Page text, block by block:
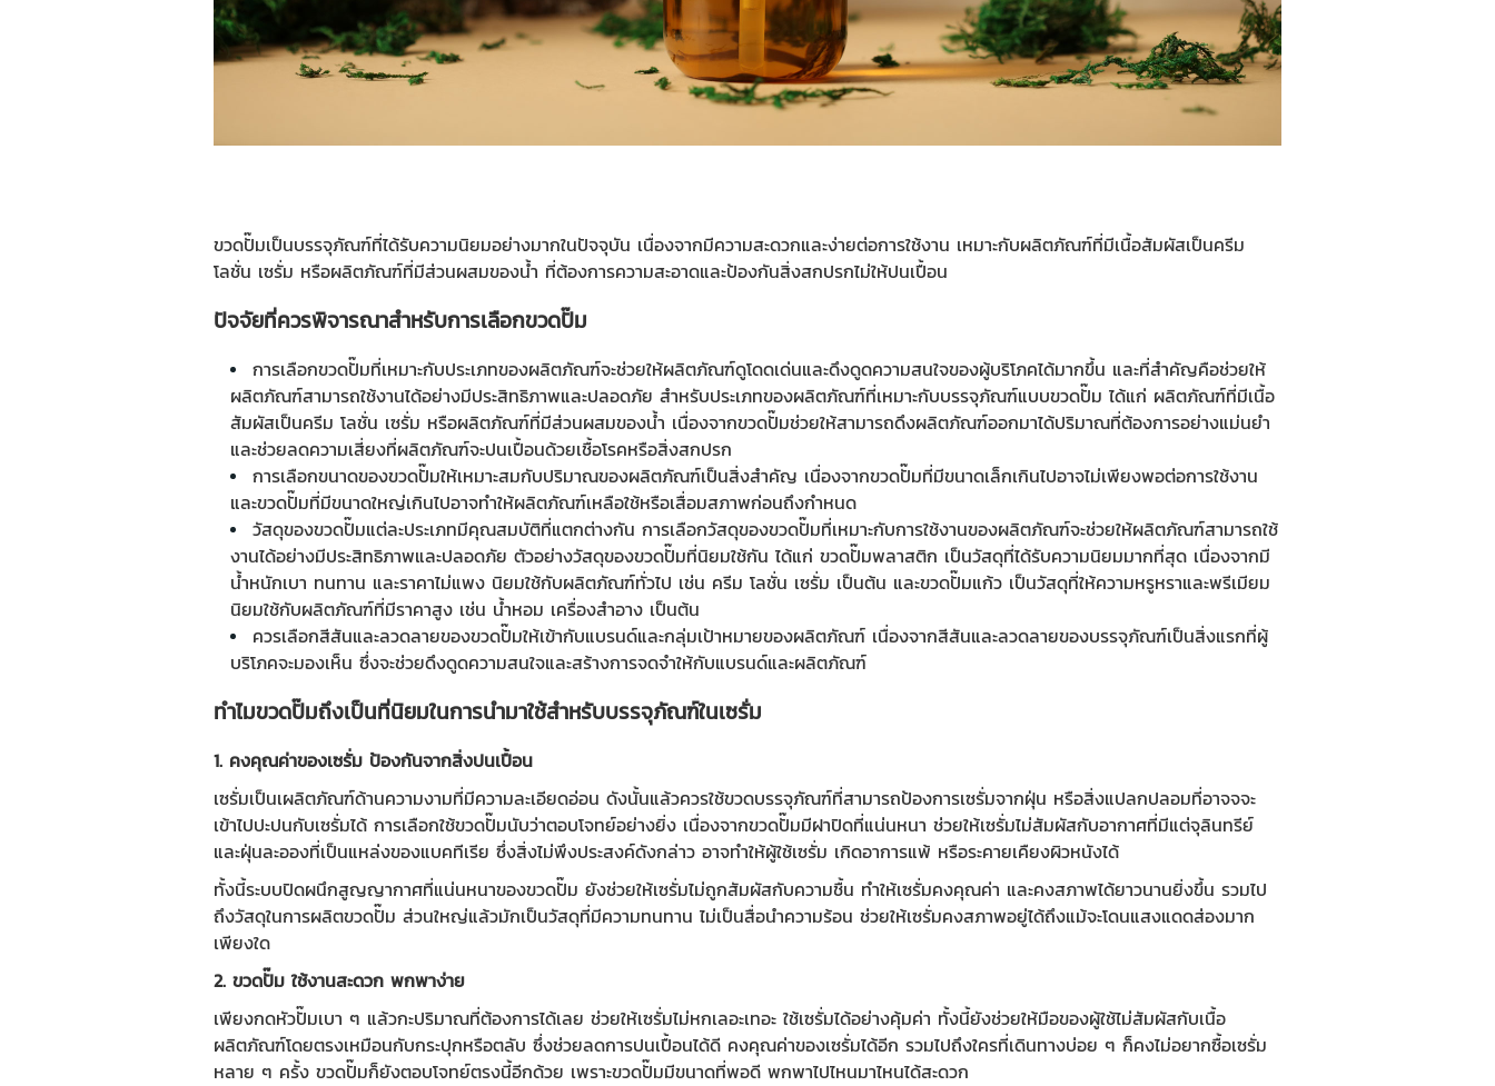
ขวดปั๊มเป็นบรรจุภัณฑ์ที่ได้รับความนิยมอย่างมากในปัจจุบัน เนื่องจากมีความสะดวกและง่ายต่อการใช้งาน เหมาะกับผลิตภัณฑ์ที่มีเนื้อสัมผัสเป็นครีม
โลชั่น เซรั่ม หรือผลิตภัณฑ์ที่มีส่วนผสมของน้ำ ที่ต้องการความสะอาดและป้องกันสิ่งสกปรกไม่ให้ปนเปื้อน
ปัจจัยที่ควรพิจารณาสำหรับการเลือกขวดปั๊ม
การเลือกขวดปั๊มที่เหมาะกับประเภทของผลิตภัณฑ์จะช่วยให้ผลิตภัณฑ์ดูโดดเด่นและดึงดูดความสนใจของผู้บริโภคได้มากขึ้น และที่สำคัญคือช่วยให้
ผลิตภัณฑ์สามารถใช้งานได้อย่างมีประสิทธิภาพและปลอดภัย สำหรับประเภทของผลิตภัณฑ์ที่เหมาะกับบรรจุภัณฑ์แบบขวดปั๊ม ได้แก่ ผลิตภัณฑ์ที่มีเนื้อ
สัมผัสเป็นครีม โลชั่น เซรั่ม หรือผลิตภัณฑ์ที่มีส่วนผสมของน้ำ เนื่องจากขวดปั๊มช่วยให้สามารถดึงผลิตภัณฑ์ออกมาได้ปริมาณที่ต้องการอย่างแม่นยำ
และช่วยลดความเสี่ยงที่ผลิตภัณฑ์จะปนเปื้อนด้วยเชื้อโรคหรือสิ่งสกปรก
การเลือกขนาดของขวดปั๊มให้เหมาะสมกับปริมาณของผลิตภัณฑ์เป็นสิ่งสำคัญ เนื่องจากขวดปั๊มที่มีขนาดเล็กเกินไปอาจไม่เพียงพอต่อการใช้งาน
และขวดปั๊มที่มีขนาดใหญ่เกินไปอาจทำให้ผลิตภัณฑ์เหลือใช้หรือเสื่อมสภาพก่อนถึงกำหนด
วัสดุของขวดปั๊มแต่ละประเภทมีคุณสมบัติที่แตกต่างกัน การเลือกวัสดุของขวดปั๊มที่เหมาะกับการใช้งานของผลิตภัณฑ์จะช่วยให้ผลิตภัณฑ์สามารถใช้
งานได้อย่างมีประสิทธิภาพและปลอดภัย ตัวอย่างวัสดุของขวดปั๊มที่นิยมใช้กัน ได้แก่ ขวดปั๊มพลาสติก เป็นวัสดุที่ได้รับความนิยมมากที่สุด เนื่องจากมี
น้ำหนักเบา ทนทาน และราคาไม่แพง นิยมใช้กับผลิตภัณฑ์ทั่วไป เช่น ครีม โลชั่น เซรั่ม เป็นต้น และขวดปั๊มแก้ว เป็นวัสดุที่ให้ความหรูหราและพรีเมียม
นิยมใช้กับผลิตภัณฑ์ที่มีราคาสูง เช่น น้ำหอม เครื่องสำอาง เป็นต้น
ควรเลือกสีสันและลวดลายของขวดปั๊มให้เข้ากับแบรนด์และกลุ่มเป้าหมายของผลิตภัณฑ์ เนื่องจากสีสันและลวดลายของบรรจุภัณฑ์เป็นสิ่งแรกที่ผู้
บริโภคจะมองเห็น ซึ่งจะช่วยดึงดูดความสนใจและสร้างการจดจำให้กับแบรนด์และผลิตภัณฑ์
ทำไมขวดปั๊มถึงเป็นที่นิยมในการนำมาใช้สำหรับบรรจุภัณฑ์ในเซรั่ม
1. คงคุณค่าของเซรั่ม ป้องกันจากสิ่งปนเปื้อน
เซรั่มเป็นเผลิตภัณฑ์ด้านความงามที่มีความละเอียดอ่อน ดังนั้นแล้วควรใช้ขวดบรรจุภัณฑ์ที่สามารถป้องการเซรั่มจากฝุ่น หรือสิ่งแปลกปลอมที่อาจจจะ
เข้าไปปะปนกับเซรั่มได้ การเลือกใช้ขวดปั๊มนับว่าตอบโจทย์อย่างยิ่ง เนื่องจากขวดปั๊มมีฝาปิดที่แน่นหนา ช่วยให้เซรั่มไม่สัมผัสกับอากาศที่มีแต่จุลินทรีย์
และฝุ่นละอองที่เป็นแหล่งของแบคทีเรีย ซึ่งสิ่งไม่พึงประสงค์ดังกล่าว อาจทำให้ผู้ใช้เซรั่ม เกิดอาการแพ้ หรือระคายเคืยงผิวหนังได้
ทั้งนี้ระบบปิดผนึกสูญญากาศที่แน่นหนาของขวดปั๊ม ยังช่วยให้เซรั่มไม่ถูกสัมผัสกับความชื้น ทำให้เซรั่มคงคุณค่า และคงสภาพได้ยาวนานยิ่งขึ้น รวมไป
ถึงวัสดุในการผลิตขวดปั๊ม ส่วนใหญ่แล้วมักเป็นวัสดุที่มีความทนทาน ไม่เป็นสื่อนำความร้อน ช่วยให้เซรั่มคงสภาพอยู่ได้ถึงแม้จะโดนแสงแดดส่องมาก
เพียงใด
2. ขวดปั๊ม ใช้งานสะดวก พกพาง่าย
เพียงกดหัวปั๊มเบา ๆ แล้วกะปริมาณที่ต้องการได้เลย ช่วยให้เซรั่มไม่หกเลอะเทอะ ใช้เซรั่มได้อย่างคุ้มค่า ทั้งนี้ยังช่วยให้มือของผู้ใช้ไม่สัมผัสกับเนื้อ
ผลิตภัณฑ์โดยตรงเหมือนกับกระปุกหรือตลับ ซึ่งช่วยลดการปนเปื้อนได้ดี คงคุณค่าของเซรั่มได้อีก รวมไปถึงใครที่เดินทางบ่อย ๆ ก็คงไม่อยากซื้อเซรั่ม
หลาย ๆ ครั้ง ขวดปั๊มก็ยังตอบโจทย์ตรงนี้อีกด้วย เพราะขวดปั๊มมีขนาดที่พอดี พกพาไปไหนมาไหนได้สะดวก